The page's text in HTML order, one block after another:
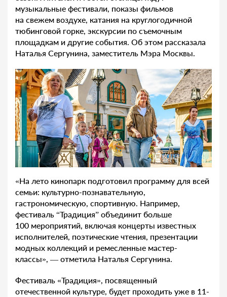
музыкальные фестивали, показы фильмов
на свежем воздухе, катания на круглогодичной
тюбинговой горке, экскурсии по съемочным
площадкам и другие события. Об этом рассказала
Наталья Сергунина, заместитель Мэра Москвы.
«На лето кинопарк подготовил программу для всей
семьи: культурно-познавательную,
гастрономическую, спортивную. Например,
фестиваль “Традиция” объединит больше
100 мероприятий, включая концерты известных
исполнителей, поэтические чтения, презентации
модных коллекций и ремесленные мастер-
классы», — отметила Наталья Сергунина.
Фестиваль «Традиция», посвященный
отечественной культуре, будет проходить уже в 11-